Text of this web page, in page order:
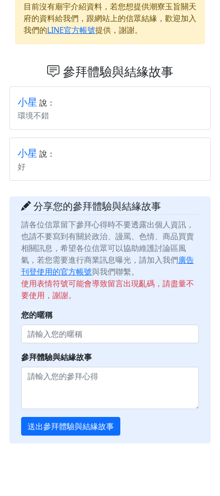
目前沒有廟宇介紹資料，若您想提供潮寮玉旨關天
府的資料給我們，跟網站上的信眾結緣，歡迎加入
我們的LINE官方帳號提供，謝謝。
參拜體驗與結緣故事
小星 說：
環境不錯
小星 說：
好
分享您的參拜體驗與結緣故事
請各位信眾留下參拜心得時不要透露出個人資訊，
也請不要寫到有關於政治、謾罵、色情、商品買賣
相關訊息，希望各位信眾可以協助維護討論區風
氣，若您需要進行商業訊息曝光，請加入我們廣告
刊登使用的官方帳號與我們聯繫。
使用表情符號可能會導致留言出現亂碼，請盡量不
要使用，謝謝。
您的暱稱
參拜體驗與結緣故事
送出參拜體驗與結緣故事